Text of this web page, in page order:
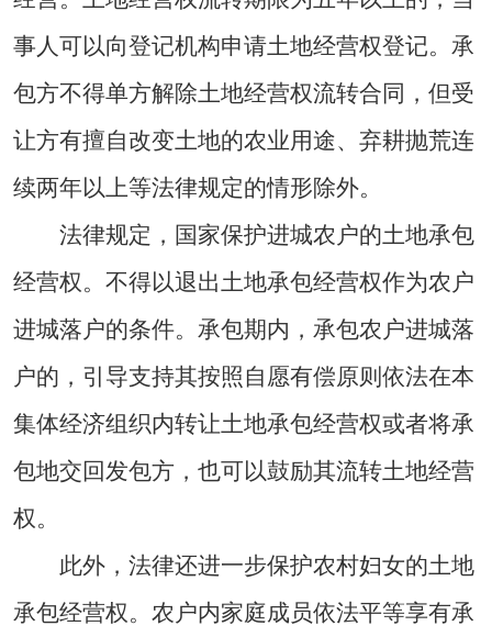
事人可以向登记机构申请土地经营权登记。承
包方不得单方解除土地经营权流转合同，但受
让方有擅自改变土地的农业用途、弃耕抛荒连
续两年以上等法律规定的情形除外。
法律规定，国家保护进城农户的土地承包
经营权。不得以退出土地承包经营权作为农户
进城落户的条件。承包期内，承包农户进城落
户的，引导支持其按照自愿有偿原则依法在本
集体经济组织内转让土地承包经营权或者将承
包地交回发包方，也可以鼓励其流转土地经营
权。
此外，法律还进一步保护农村妇女的土地
承包经营权。农户内家庭成员依法平等享有承